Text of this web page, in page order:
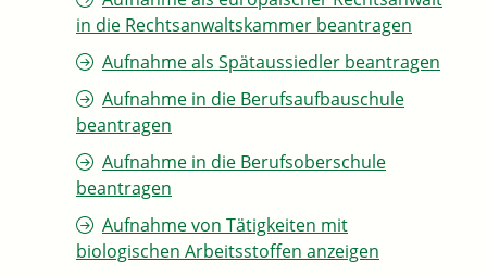
in die Rechtsanwaltskammer beantragen
Aufnahme als Spätaussiedler beantragen
Aufnahme in die Berufsaufbauschule
beantragen
Aufnahme in die Berufsoberschule
beantragen
Aufnahme von Tätigkeiten mit
biologischen Arbeitsstoffen anzeigen